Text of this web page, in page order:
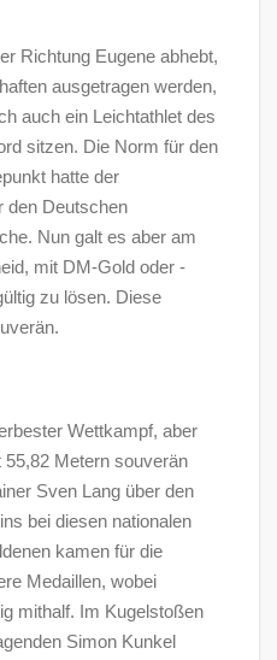
Richtung Eugene abhebt,
ausgetragen werden,
auch ein Leichtathlet des
sitzen. Die Norm für den
hatte der
den Deutschen
Nun galt es aber am
mit DM-Gold oder -
zu lösen. Diese
Wettkampf, aber
55,82 Metern souverän
Sven Lang über den
bei diesen nationalen
kamen für die
Medaillen, wobei
mithalf. Im Kugelstoßen
Simon Kunkel